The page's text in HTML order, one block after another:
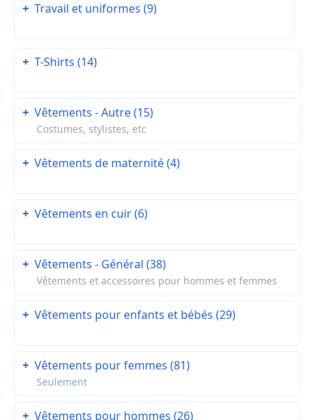
+ Travail et uniformes (9)
+ T-Shirts (14)
+ Vêtements - Autre (15)
Costumes, stylistes, etc
+ Vêtements de maternité (4)
+ Vêtements en cuir (6)
+ Vêtements - Général (38)
Vêtements et accessoires pour hommes et femmes
+ Vêtements pour enfants et bébés (29)
+ Vêtements pour femmes (81)
Seulement
+ Vêtements pour hommes (26)